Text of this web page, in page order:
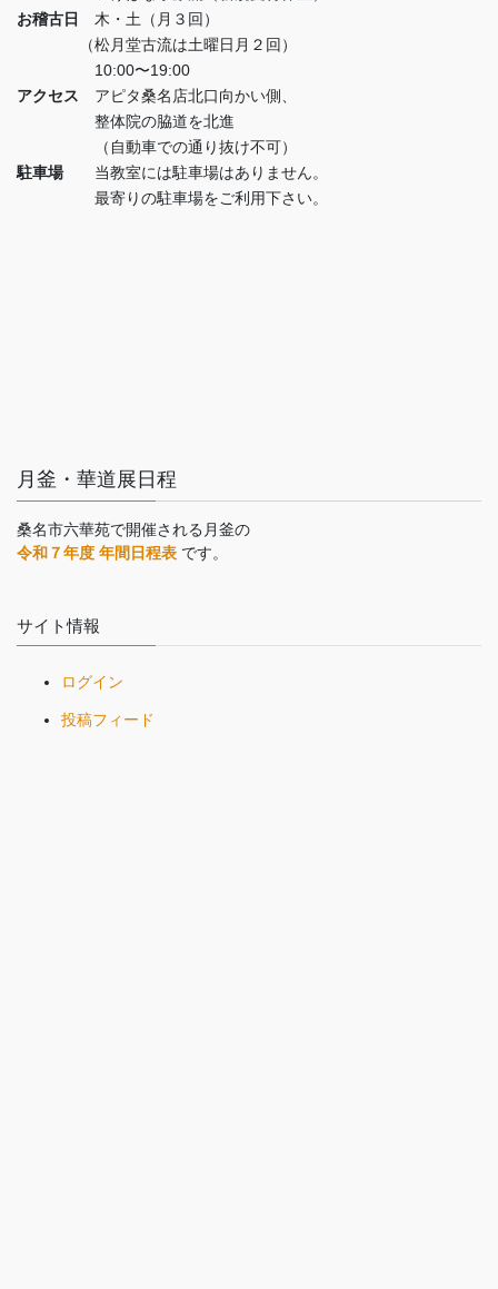
お稽古日
木・土（月３回）
（松月堂古流は土曜日月２回）
10:00〜19:00
アクセス アピタ桑名店北口向かい側、
整体院の脇道を北進
（自動車での通り抜け不可）
駐車場
当教室には駐車場はありません。
最寄りの駐車場をご利用下さい。
月釜・華道展日程
桑名市六華苑で開催される月釜の
令和７年度 年間日程表 です。
サイト情報
ログイン
投稿フィード